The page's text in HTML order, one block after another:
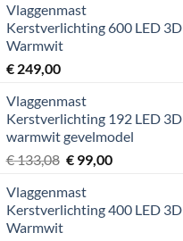
Vlaggenmast
Kerstverlichting 600 LED 3D
Warmwit
€249,00
Vlaggenmast
Kerstverlichting 192 LED 3D
warmwit gevelmodel
€133,08 Oorspronkelijke
was:
€ 133,08.
€ 99,00Huidige
€ 99,00.
Vlaggenmast
Kerstverlichting 400 LED 3D
Warmwit